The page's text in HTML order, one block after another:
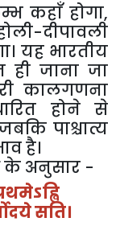
कहाँ होगा,
दीपावली
यह भारतीय
जाना जा
कालगणना
होने से
पाश्चात्य
है।
के अनुसार -
सति।